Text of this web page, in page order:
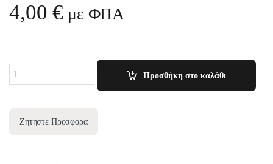
4,00€ με ΦΠΑ
Προσθήκη στο καλάθι
Ζητηστε Προσφορα